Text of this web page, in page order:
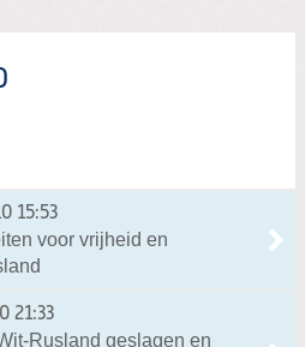
15:53
voor vrijheid en
21:33
Rusland geslagen en